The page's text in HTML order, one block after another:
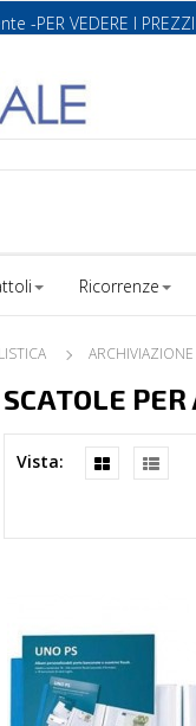
-PER VEDERE I
Ricorrenze
ARCHIVIAZIONE
SCATOLE
Vista: